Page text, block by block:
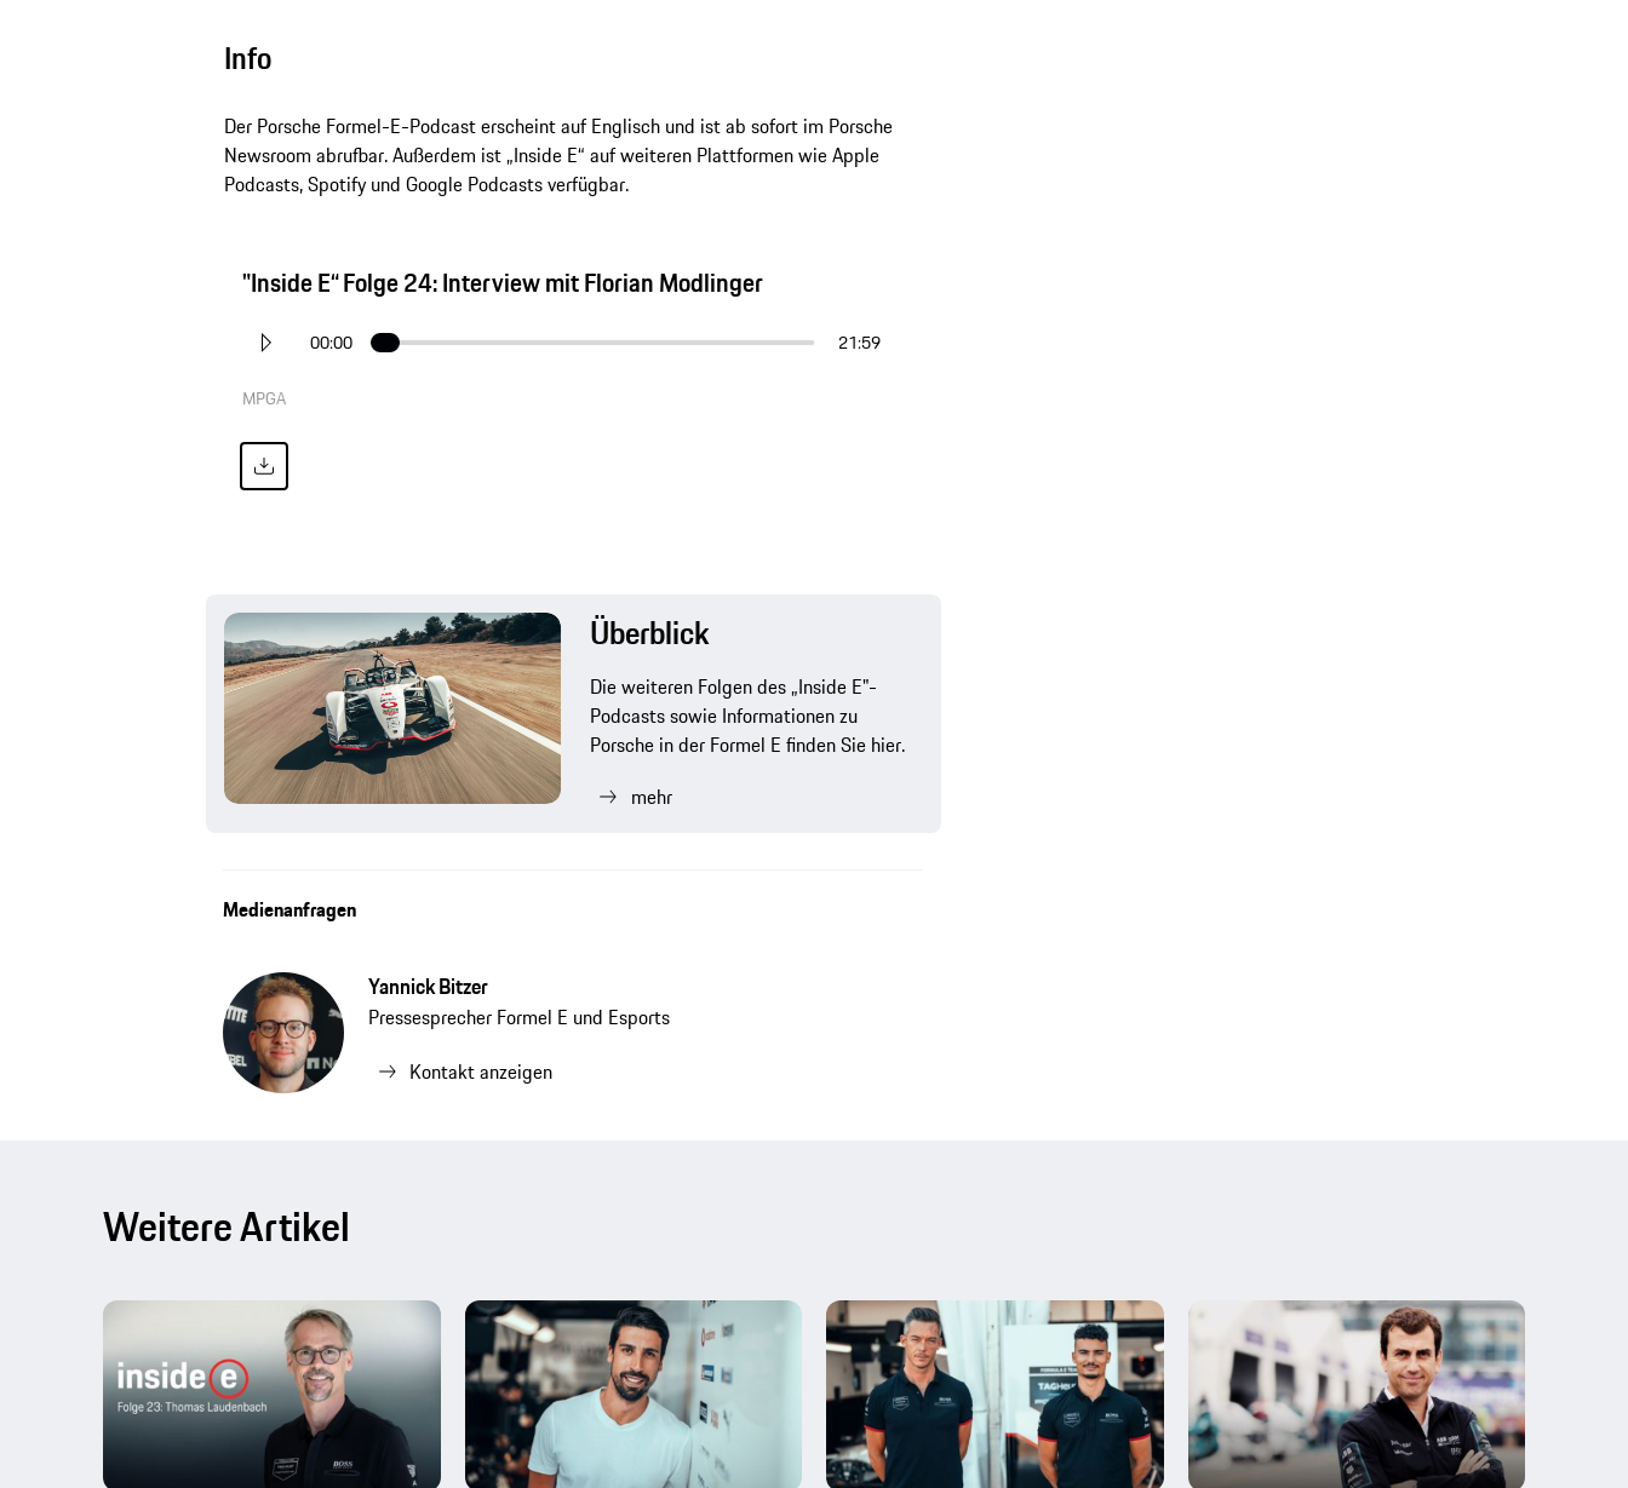
Info
Der Porsche Formel-E-Podcast erscheint auf Englisch und ist ab sofort im Porsche
Newsroom abrufbar. Außerdem ist „Inside E“ auf weiteren Plattformen wie Apple
Podcasts, Spotify und Google Podcasts verfügbar.
"Inside E“ Folge 24: Interview mit Florian Modlinger
00:00 21:59
MPGA
Überblick
Die weiteren Folgen des „Inside E"-
Podcasts sowie Informationen zu
Porsche in der Formel E finden Sie hier.
mehr
Medienanfragen
Yannick Bitzer
Pressesprecher Formel E und Esports
Kontakt anzeigen
Weitere Artikel